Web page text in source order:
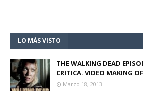
LO MÁS VISTO
THE WALKING DEAD
CRITICA. VIDEO MAKING
Marzo 18, 2013